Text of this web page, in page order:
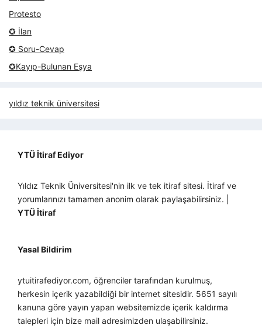
Protesto
✪ İlan
✪ Soru-Cevap
✪Kayıp-Bulunan Eşya
yıldız teknik üniversitesi
YTÜ İtiraf Ediyor
Yıldız Teknik Üniversitesi'nin ilk ve tek itiraf sitesi. İtiraf ve
yorumlarınızı tamamen anonim olarak paylaşabilirsiniz. |
YTÜ İtiraf
Yasal Bildirim
ytuitirafediyor.com, öğrenciler tarafından kurulmuş,
herkesin içerik yazabildiği bir internet sitesidir. 5651 sayılı
kanuna göre yayın yapan websitemizde içerik kaldırma
talepleri için bize mail adresimizden ulaşabilirsiniz.